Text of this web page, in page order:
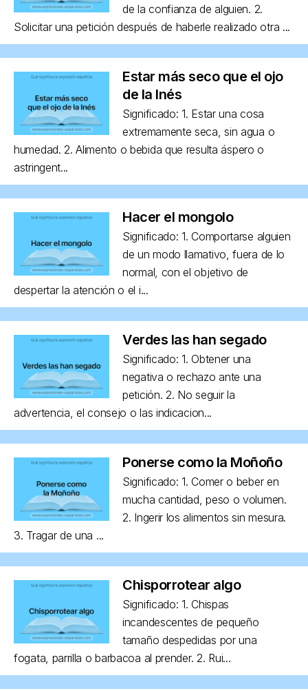
de la confianza de alguien. 2.
Solicitar una petición después de haberle realizado otra ...
Estar más seco que el ojo
de la Inés
Significado: 1. Estar una cosa
extremamente seca, sin agua o
humedad. 2. Alimento o bebida que resulta áspero o
astringent...
Hacer el mongolo
Significado: 1. Comportarse alguien
de un modo llamativo, fuera de lo
normal, con el objetivo de
despertar la atención o el i...
Verdes las han segado
Significado: 1. Obtener una
negativa o rechazo ante una
petición. 2. No seguir la
advertencia, el consejo o las indicacion...
Ponerse como la Moñoño
Significado: 1. Comer o beber en
mucha cantidad, peso o volumen.
2. Ingerir los alimentos sin mesura.
3. Tragar de una ...
Chisporrotear algo
Significado: 1. Chispas
incandescentes de pequeño
tamaño despedidas por una
fogata, parrilla o barbacoa al prender. 2. Rui...